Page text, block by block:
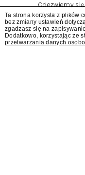
Odezwiemy
Wydawcy
zapraszania
Ta strona korzysta z plików
bez zmiany ustawień
zgadzasz się na
Dodatkowo, korzystając ze
przetwarzania danych